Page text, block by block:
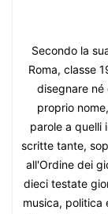
Secondo la
Roma, classe
disegnare né
proprio
parole a quelli
scritte tante,
all'Ordine dei
dieci testate
musica, politica